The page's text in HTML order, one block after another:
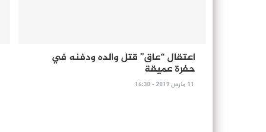
اعتقال “عاق” قتل والده ودفنه في
حفرة عميقة
11 مارس 2019 - 16:30